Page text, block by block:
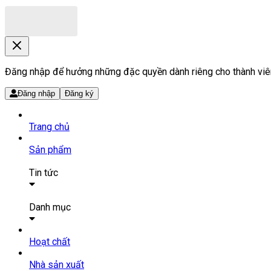
Đăng nhập để hưởng những đặc quyền dành riêng cho thành
Đăng nhập Đăng ký
Trang chủ
Sản phẩm
Tin tức
Tin tức
Danh mục
SẢN PHẨM THUỐC
Tất cả sản phẩm
Hoạt chất
Nhà sản xuất